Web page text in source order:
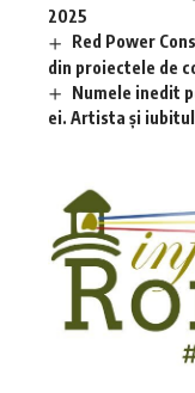
2025
Red Power
din proiectele de
Numele inedit
ei. Artista și